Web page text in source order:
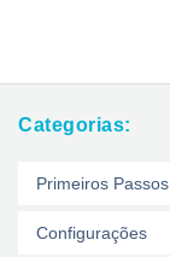
Categorias:
Primeiros Passos
Configurações